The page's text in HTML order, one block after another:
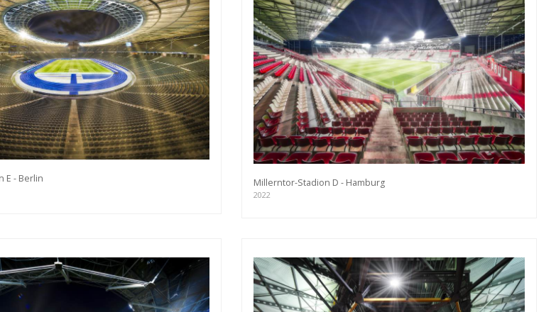
E - Berlin Millerntor-Stadion D - Hamburg
2022